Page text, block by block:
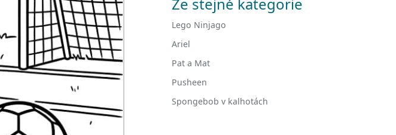
Lego Ninjago
Ariel
Pat a Mat
Pusheen
Spongebob v kalhotách